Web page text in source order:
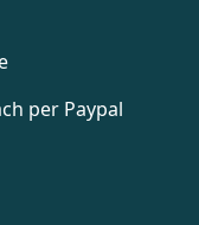
per Paypal